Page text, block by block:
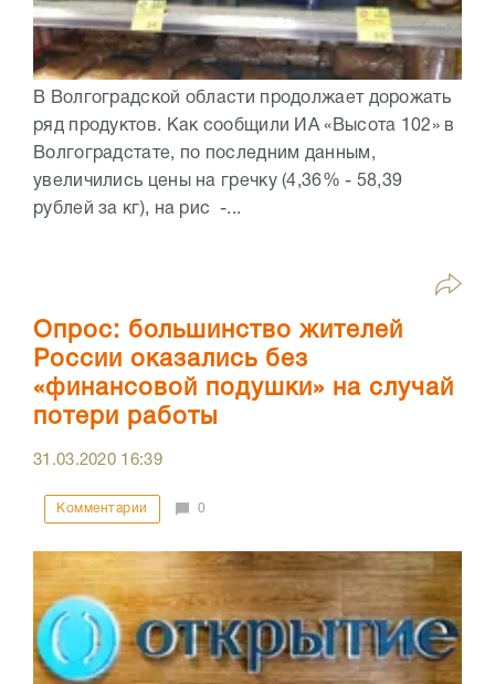
В Волгоградской области продолжает дорожать
ряд продуктов. Как сообщили ИА «Высота 102» в
Волгоградстате, по последним данным,
увеличились цены на гречку (4,36% - 58,39
рублей за кг), на рис -...
Опрос: большинство жителей
России оказались без
«финансовой подушки» на случай
потери работы
31.03.2020 16:39
Комментарии 0